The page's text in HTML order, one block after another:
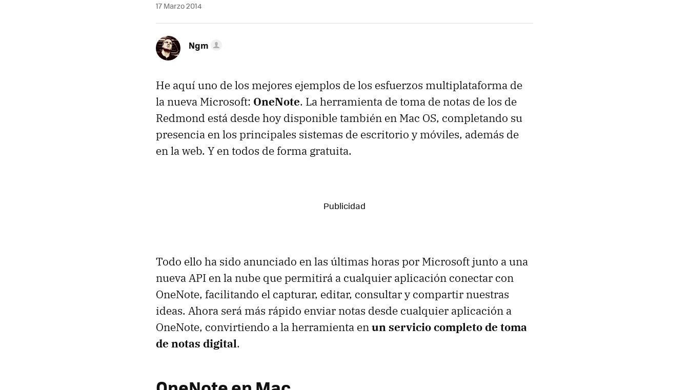
17 Marzo 2014
Ngm
He aquí uno de los mejores ejemplos de los esfuerzos multiplataforma de
la nueva Microsoft: OneNote. La herramienta de toma de notas de los de
Redmond está desde hoy disponible también en Mac OS, completando su
presencia en los principales sistemas de escritorio y móviles, además de
en la web. Y en todos de forma gratuita.
Todo ello ha sido anunciado en las últimas horas por Microsoft junto a una
nueva API en la nube que permitirá a cualquier aplicación conectar con
OneNote, facilitando el capturar, editar, consultar y compartir nuestras
ideas. Ahora será más rápido enviar notas desde cualquier aplicación a
OneNote, convirtiendo a la herramienta enun servicio completo de toma
de notas digital.